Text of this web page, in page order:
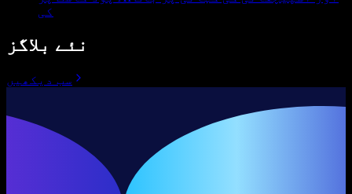
کی
نئے بلاگز
سب دیکھیں